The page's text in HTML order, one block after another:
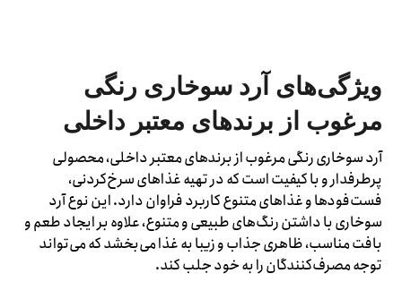
ویژگی‌های آرد سوخاری رنگی
مرغوب از برندهای معتبر داخلی
آرد سوخاری رنگی مرغوب از برندهای معتبر داخلی، محصولی
پرطرفدار و با کیفیت است که در تهیه غذاهای سرخ‌کردنی،
فست‌فودها و غذاهای متنوع کاربرد فراوان دارد. این نوع آرد
سوخاری با داشتن رنگ‌های طبیعی و متنوع، علاوه بر ایجاد طعم و
بافت مناسب، ظاهری جذاب و زیبا به غذا می‌بخشد که می‌تواند
توجه مصرف‌کنندگان را به خود جلب کند.